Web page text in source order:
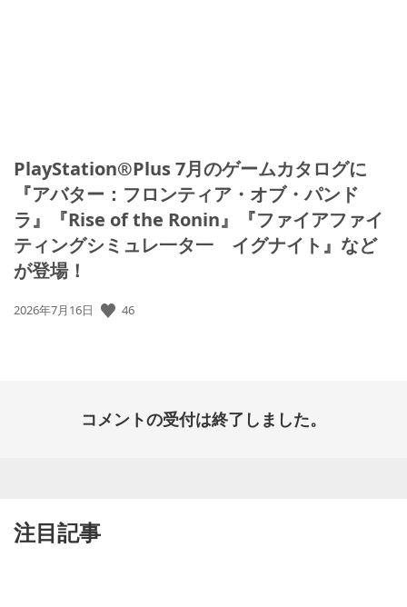
PlayStation®Plus 7月のゲームカタログに
『アバター：フロンティア・オブ・パンド
ラ』『Rise of the Ronin』『ファイアファイ
ティングシミュレ一タ一 イグナイト』など
が登場！
公
2026年7月16日 46
コメントの受付は終了しました。
注目記事